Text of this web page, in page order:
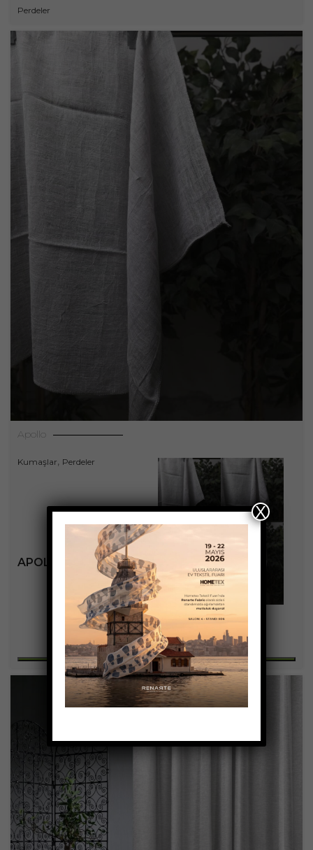
Perdeler
Apollo
Kumaşlar, Perdeler
APOLLO KOLEKSIYONU
+2
X